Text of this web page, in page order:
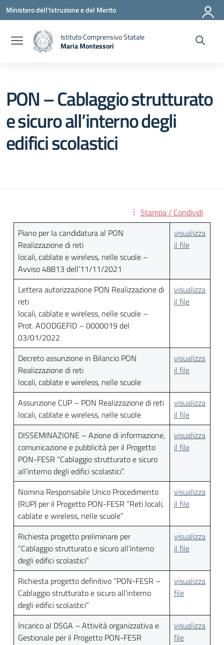
Vai ai contenuti
Vai al menu di navigazione
Vai al footer
Ministero dell'Istruzione e del Merito
Istituto Comprensivo Statale
Maria Montessori
PON – Cablaggio strutturato
e sicuro all’interno degli
edifici scolastici
Stampa / Condividi
Piano per la candidatura al PON
Realizzazione di reti
locali, cablate e wireless, nelle scuole –
Avviso 48813 dell’11/11/2021
visualizza
il file
Lettera autorizzazione PON Realizzazione di
reti
locali, cablate e wireless, nelle scuole –
Prot. AOODGEFID – 0000019 del
03/01/2022
visualizza
il file
Decreto assunzione in Bilancio PON
Realizzazione di reti
locali, cablate e wireless, nelle scuole
visualizza
il file
Assunzione CUP – PON Realizzazione di reti
locali, cablate e wireless, nelle scuole
visualizza
il file
DISSEMINAZIONE – Azione di informazione,
comunicazione e pubblicità per il Progetto
PON-FESR “Cablaggio strutturato e sicuro
all’interno degli edifici scolastici”.
visualizza
il file
Nomina Responsabile Unico Procedimento
(RUP) per il Progetto PON-FESR “Reti locali,
cablate e wireless, nelle scuole”
visualizza
il file
Richiesta progetto preliminare per
“Cablaggio strutturato e sicuro all’interno
degli edifici scolastici”
visualizza
il file
Richiesta progetto definitivo “PON-FESR –
Cablaggio strutturato e sicuro all’interno
degli edifici scolastici”
visualizza
file
Incarico al DSGA – Attività organizzativa e
Gestionale per il Progetto PON-FESR
visualizza
file